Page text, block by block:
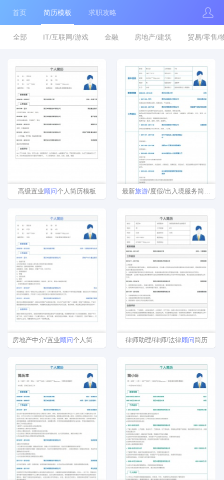
首页 简历模板 求职攻略
全部 IT/互联网/游戏 金融 房地产/建筑 贸易/零售/
高级置业顾问个人简历模板 最新旅游/度假/出入境服务简历模板下载
房地产中介/置业顾问个人简历模板范文 律师助理/律师/法律顾问简历